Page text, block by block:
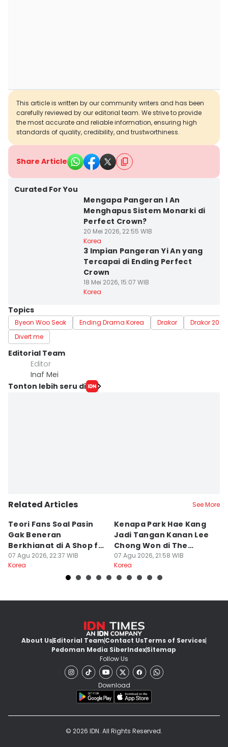
This article is written by our community writers and has been
carefully reviewed by our editorial team. We strive to provide
the most accurate and reliable information, ensuring high
standards of quality, credibility, and trustworthiness.
Share Article
Curated For You
Mengapa Pangeran I An
Menghapus Sistem Monarki di
Perfect Crown?
20 Mei 2026, 22:55 WIB
Korea
3 Impian Pangeran Yi An yang
Tercapai di Ending Perfect
Crown
18 Mei 2026, 15:07 WIB
Korea
Topics
Byeon Woo Seok Ending Drama Korea Drakor
Drakor 2026
Divert me
Editorial Team
Editor
Inaf Mei
Tonton lebih seru di
Related Articles See More
Teori Fans Soal Pasin
Gak Beneran
Berkhianat di A Shop for
Killers 2
07 Agu 2026, 22:37 WIB
Korea
Kenapa Park Hae Kang
Jadi Tangan Kanan Lee
Chong Won di The
Apartment Job?
07 Agu 2026, 21:58 WIB
Korea
About UsEditorial TeamContact UsTerms of Services
Pedoman Media SiberIndexSitemap
Follow Us
Download
© 2026 IDN. All Rights Reserved.